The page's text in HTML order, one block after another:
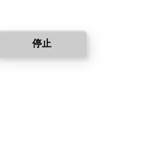
停止